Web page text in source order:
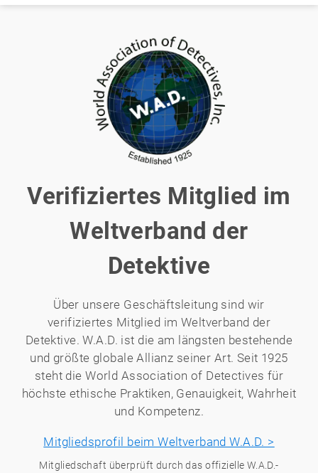
Verifiziertes Mitglied im
Weltverband der
Detektive
Über unsere Geschäftsleitung sind wir
verifiziertes Mitglied im Weltverband der
Detektive. W.A.D. ist die am längsten bestehende
und größte globale Allianz seiner Art. Seit 1925
steht die World Association of Detectives für
höchste ethische Praktiken, Genauigkeit, Wahrheit
und Kompetenz.
Mitgliedsprofil beim Weltverband W.A.D. >
Mitgliedschaft überprüft durch das offizielle W.A.D.-